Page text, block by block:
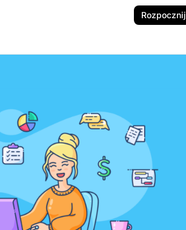
Rozpocznij